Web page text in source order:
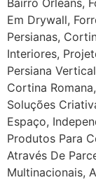
Em Drywall,
Persianas,
Interiores,
Persiana
Cortina
Soluções
Espaço,
Produtos Para
Através De
Multinacionais,